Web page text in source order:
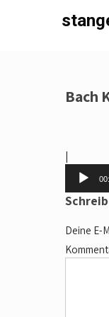
Bach
|
Audio-
Player
Deine E-